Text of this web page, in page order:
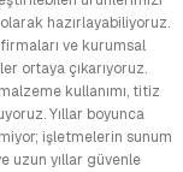
hazırlayabiliyoruz.
ve kurumsal
ortaya çıkarıyoruz.
kullanımı, titiz
Yıllar boyunca
işletmelerin sunum
uzun yıllar güvenle